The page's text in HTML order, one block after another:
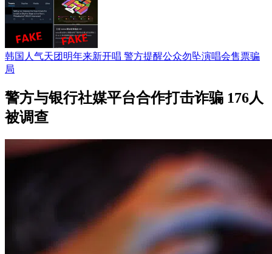
韩国人气天团明年来新开唱 警方提醒公众勿坠演唱会售票骗
局
警方与银行社媒平台合作打击诈骗 176人
被调查